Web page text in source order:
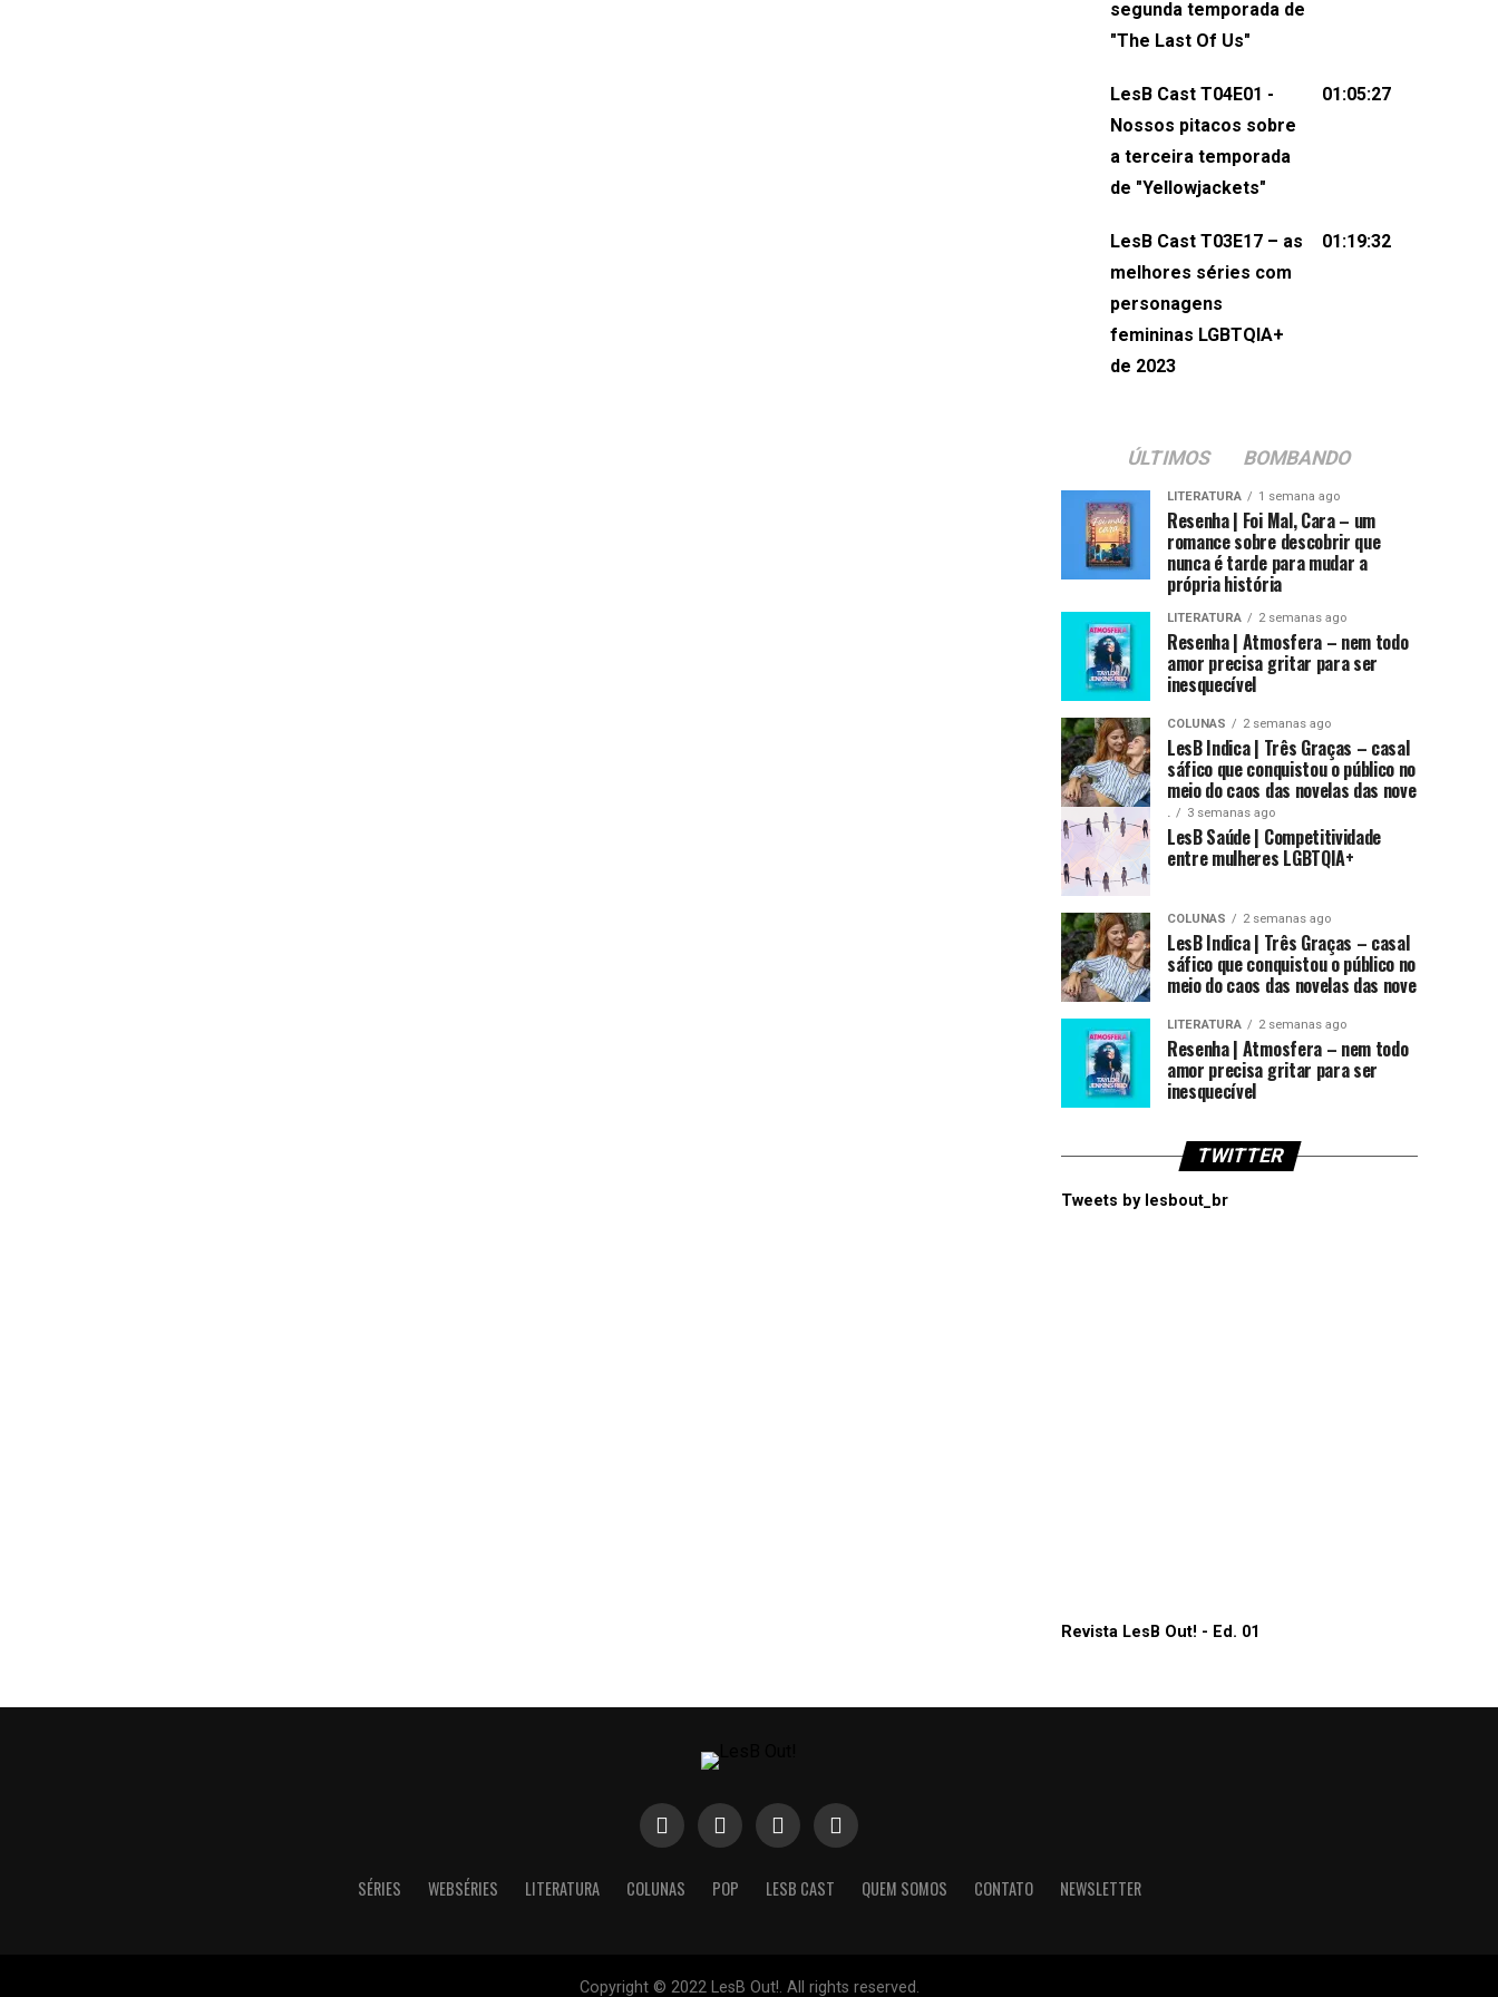
não esqueça de visitar nosso site e
sociais:Twitter: ⁠⁠⁠⁠@lesbout_br⁠⁠⁠⁠ Instagram:
do LesB Cast:Apresentação de
Karolen Passos
(⁠⁠⁠⁠⁠⁠@KarolenPassos⁠⁠⁠⁠⁠⁠)Participação de
Pollyelly FlorêncioEdição de Naiady
Machado
segunda temporada de
"The Last Of Us"
LesB Cast T04E01 -
Nossos pitacos sobre
a terceira temporada
de "Yellowjackets"
01:05:27
LesB Cast T03E17 – as
melhores séries com
personagens
femininas LGBTQIA+
de 2023
01:19:32
ÚLTIMOS BOMBANDO
LITERATURA 1 semana ago
Resenha | Foi Mal, Cara – um
romance sobre descobrir que
nunca é tarde para mudar a
própria história
LITERATURA 2 semanas ago
Resenha | Atmosfera – nem todo
amor precisa gritar para ser
inesquecível
COLUNAS 2 semanas ago
LesB Indica | Três Graças – casal
sáfico que conquistou o público no
meio do caos das novelas das nove
. 3 semanas ago
LesB Saúde | Competitividade
entre mulheres LGBTQIA+
COLUNAS 2 semanas ago
LesB Indica | Três Graças – casal
sáfico que conquistou o público no
meio do caos das novelas das nove
LITERATURA 2 semanas ago
Resenha | Atmosfera – nem todo
amor precisa gritar para ser
inesquecível
TWITTER
Tweets by lesbout_br
Revista LesB Out! - Ed. 01
SÉRIES WEBSÉRIES LITERATURA COLUNAS POP LESB CAST QUEM SOMOS CONTATO NEWSLETTER
Copyright © 2022 LesB Out!. All rights reserved.